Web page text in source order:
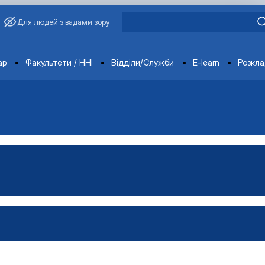
Для людей з вадами зору
Факультети / ННІ Відділи/Служби E-learn